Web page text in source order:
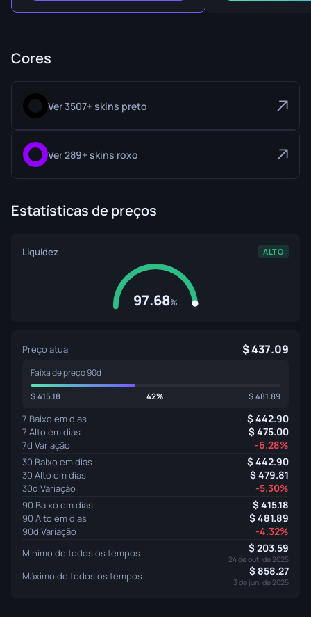
Cores
Ver 3507+ skins preto
Ver 289+ skins roxo
Estatísticas de preços
Liquidez ALTO
97.68%
Preço atual 437.09
Faixa de preço 90d
415.18 42% 481.89
7 Baixo em dias 442.90
7 Alto em dias 475.00
7d Variação -6.28%
30 Baixo em dias 442.90
30 Alto em dias 479.81
30d Variação -5.30%
90 Baixo em dias 415.18
90 Alto em dias 481.89
90d Variação -4.32%
Mínimo de todos os tempos 203.59
24 de out. de 2025
Máximo de todos os tempos 858.27
3 de jun. de 2025